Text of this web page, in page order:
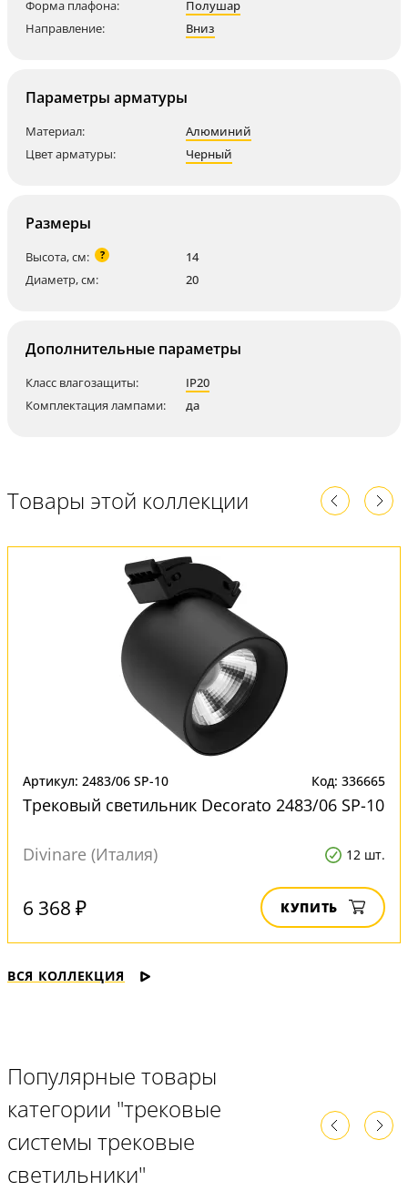
Форма плафона:
Полушар
Направление:
Вниз
Параметры арматуры
Материал:
Алюминий
Цвет арматуры:
Черный
Размеры
Высота, см: ?
14
Диаметр, см:
20
Дополнительные параметры
Класс влагозащиты:
IP20
Комплектация лампами:
да
Товары этой коллекции
Артикул: 2483/06 SP-10 Код: 336665
Трековый светильник Decorato 2483/06 SP-10
Divinare (Италия) 12 шт.
6 368 ₽ КУПИТЬ
ВСЯ КОЛЛЕКЦИЯ
Популярные товары
категории "трековые
системы трековые
светильники"